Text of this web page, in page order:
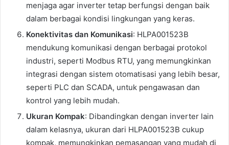
menjaga agar inverter tetap berfungsi dengan baik
dalam berbagai kondisi lingkungan yang keras.
Konektivitas dan Komunikasi: HLPA001523B
mendukung komunikasi dengan berbagai protokol
industri, seperti Modbus RTU, yang memungkinkan
integrasi dengan sistem otomatisasi yang lebih besar,
seperti PLC dan SCADA, untuk pengawasan dan
kontrol yang lebih mudah.
Ukuran Kompak: Dibandingkan dengan inverter lain
dalam kelasnya, ukuran dari HLPA001523B cukup
kompak, memungkinkan pemasangan yang mudah di